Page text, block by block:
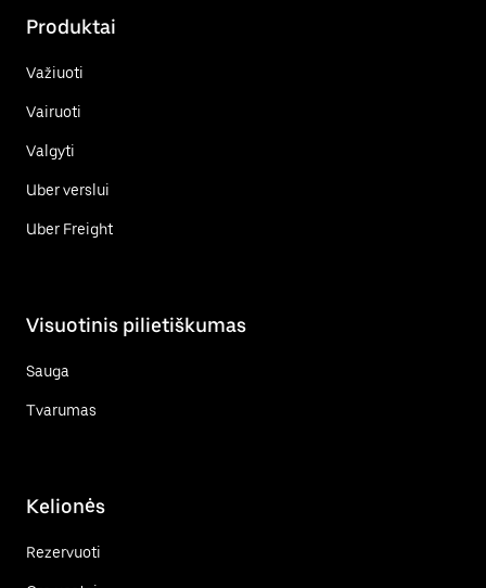
Produktai
Važiuoti
Vairuoti
Valgyti
Uber verslui
Uber Freight
Visuotinis pilietiškumas
Sauga
Tvarumas
Kelionės
Rezervuoti